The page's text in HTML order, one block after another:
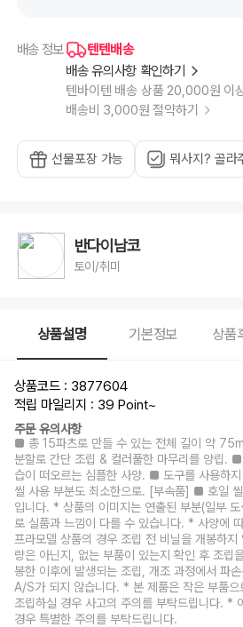
배송 정보
텐텐배송
배송 유의사항 확인하기
텐바이텐 배송 상품 20,000원 이
배송비 3,000원 절약하기
선물포장 가능 뭐사지? 골라
반다이남코
토이/취미
상품설명 기본정보 상품
상품코드 : 3877604
적립 마일리지 : 39 Point~
주문 유의사항
■ 총 15파츠로 만들 수 있는 전체 길이 약
분할로 간단 조립 & 컬러풀한 마무리를 양립.
습이 떠오르는 심플한 사양. ■ 도구를 사용하
씰 사용 부분도 최소한으로. [부속품] ■ 호일
입니다. * 상품의 이미지는 연출된 부분(일부
로 실품과 느낌이 다를 수 있습니다. * 사양에
프라모델 상품의 경우 조립 전 비닐을 개봉하
량은 아닌지, 없는 부품이 있는지 확인 후 조립
봉한 이후에 발생되는 조립, 개조 과정에서 파
A/S가 되지 않습니다. * 본 제품은 작은 부품으
조립하실 경우 사고의 주의를 부탁드립니다. *
경우 특별한 주의를 부탁드립니다.